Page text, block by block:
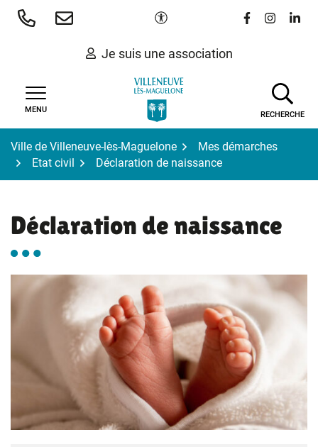
Aller
Paramètres d'accessibilité
Lien vers le
Lien vers
Lien
Je suis une association
MENU
RECHERCHE
Ville de Villeneuve-lès-Maguelone
Mes démarches
Etat civil
Déclaration de naissance
Déclaration de naissance